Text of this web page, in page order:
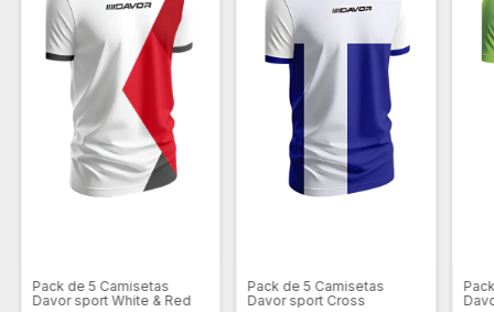
Pack de 5 Camisetas
Davor sport White & Red
Pack de 5 Camisetas
Davor sport Cross